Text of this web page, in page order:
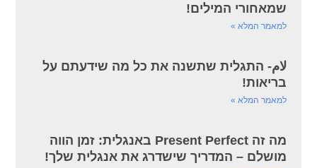
שמאחורי המילים!
למאמר המלא »
لام- התגלית שתשנה את כל מה שידעתם על
בריאות!
למאמר המלא »
מה זה Present Perfect באנגלית: זמן הווה
מושלם – המדריך שישדרג את אנגלית שלך!